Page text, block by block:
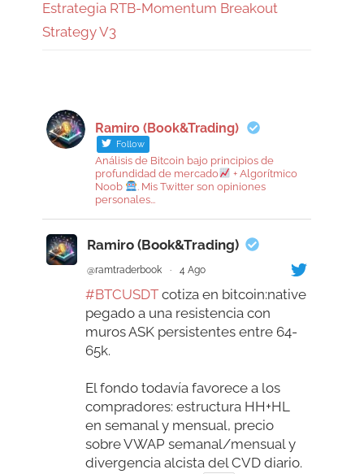
Estrategia RTB-Momentum Breakout
Strategy V3
Ramiro (Book&Trading)
Follow
Análisis de Bitcoin bajo principios de
profundidad de mercado
+ Algorítmico
Noob
. Mis Twitter son opiniones
personales...
Ramiro (Book&Trading)
@ramtraderbook · 4 Ago
#BTCUSDT cotiza en bitcoin:native
pegado a una resistencia con
muros ASK persistentes entre 64-
65k.
El fondo todavía favorece a los
compradores: estructura HH+HL
en semanal y mensual, precio
sobre VWAP semanal/mensual y
divergencia alcista del CVD diario.